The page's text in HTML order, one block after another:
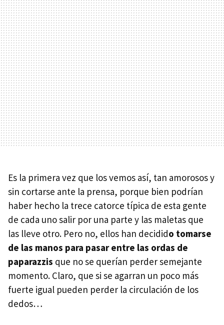
Es la primera vez que los vemos así, tan amorosos y
sin cortarse ante la prensa, porque bien podrían
haber hecho la trece catorce típica de esta gente
de cada uno salir por una parte y las maletas que
las lleve otro. Pero no, ellos han decidido tomarse
de las manos para pasar entre las ordas de
paparazzis que no se querían perder semejante
momento. Claro, que si se agarran un poco más
fuerte igual pueden perder la circulación de los
dedos…